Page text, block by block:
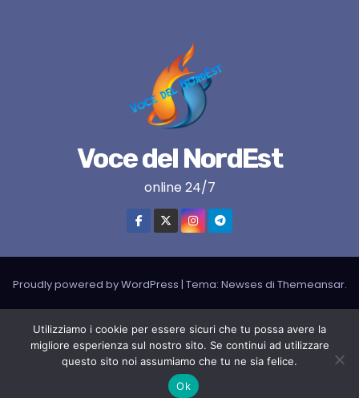
Voce del NordEst
online 24/7
Proudly powered by WordPress | Tema: Newses di Themeansar.
LIVE RADIO
RADIONORDEST
Il mio account
SPORT FURLAN PAR FURLAN – In collaborazione con A.S.F.
Utilizziamo i cookie per essere sicuri che tu possa avere la
migliore esperienza sul nostro sito. Se continui ad utilizzare
questo sito noi assumiamo che tu ne sia felice.
Ok